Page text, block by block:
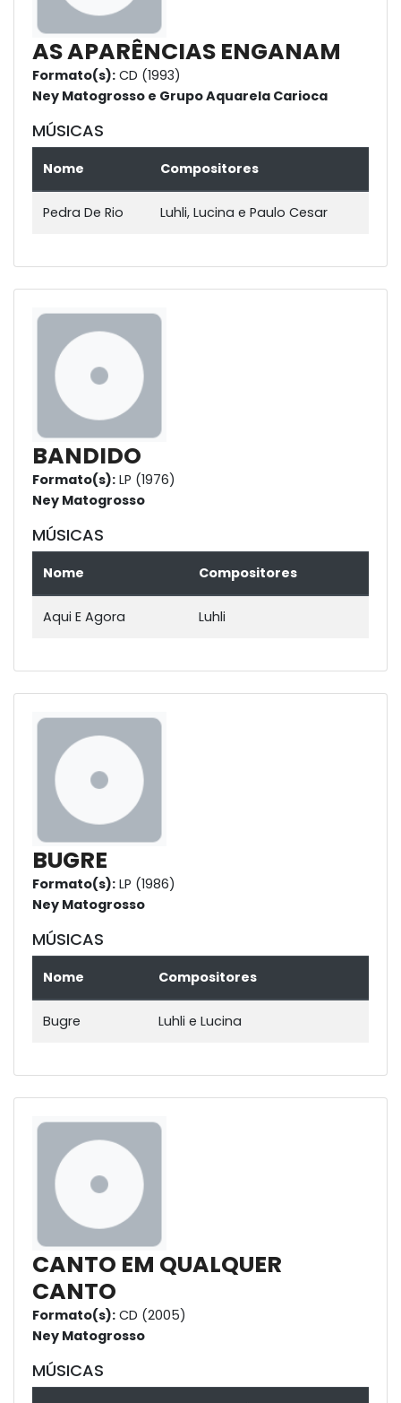
AS APARÊNCIAS ENGANAM
Formato(s): CD (1993)
Ney Matogrosso e Grupo Aquarela Carioca
MÚSICAS
Nome Compositores
Pedra De Rio Luhli, Lucina e Paulo Cesar
BANDIDO
Formato(s): LP (1976)
Ney Matogrosso
MÚSICAS
Nome Compositores
Aqui E Agora Luhli
BUGRE
Formato(s): LP (1986)
Ney Matogrosso
MÚSICAS
Nome Compositores
Bugre Luhli e Lucina
CANTO EM QUALQUER
CANTO
Formato(s): CD (2005)
Ney Matogrosso
MÚSICAS